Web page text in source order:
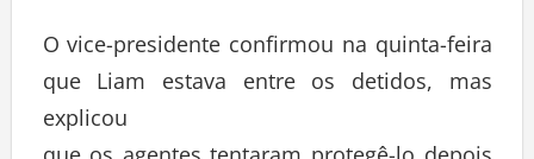
O vice-presidente confirmou na quinta-feira
que Liam estava entre os detidos, mas
explicou